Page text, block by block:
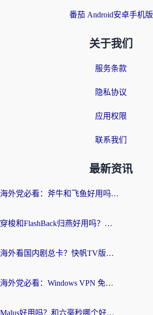
番茄 Android安卓手机版
关于我们
服务条款
隐私协议
应用权限
联系我们
最新资讯
海外党必看：斧牛和飞鱼好用吗？3步选对回国加速器，无缝刷剧玩国服
穿梭和FlashBack归燕好用吗？海外党亲测3款热门回国加速器，教你选对不踩坑
海外看国内剧总卡？快帆TV版VPN好用吗？和快滚VPN对比哪个回国效果更好？
海外党必看：Windows VPN 免费？别踩坑！教你选对好用的国内加速器无缝回国
Malus好用吗？和六毫秒哪个好？海外党选回国加速器的避坑指南